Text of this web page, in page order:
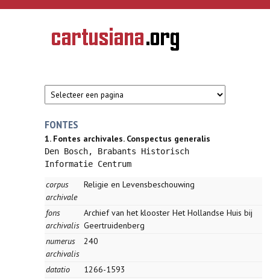
Overslaan en naar de inhoud gaan
CARTUSIANA
Geschiedenis
van de
FONTES
1. Fontes archivales. Conspectus generalis
Den Bosch, Brabants Historisch
Informatie Centrum
corpus
archivale
Religie en Levensbeschouwing
fons
archivalis
Archief van het klooster Het Hollandse Huis bij
Geertruidenberg
numerus
archivalis
240
datatio
1266-1593